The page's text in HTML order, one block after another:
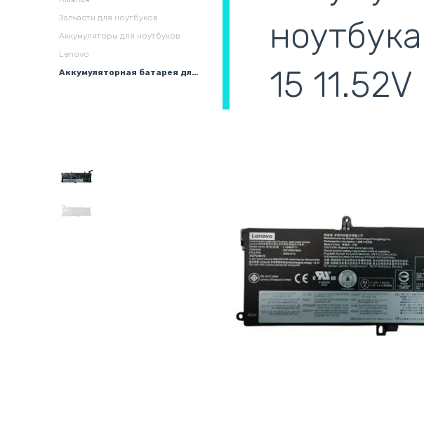
охлаждения в сборе
Запчасти для ноутбуков
Аккумуляторы для ноутбуков
Lenovo
Аккумуляторная батарея для ноутбука Lenovo L18M3P71 ThinkPad 15 11.52V Black 4950mAh OEM
15